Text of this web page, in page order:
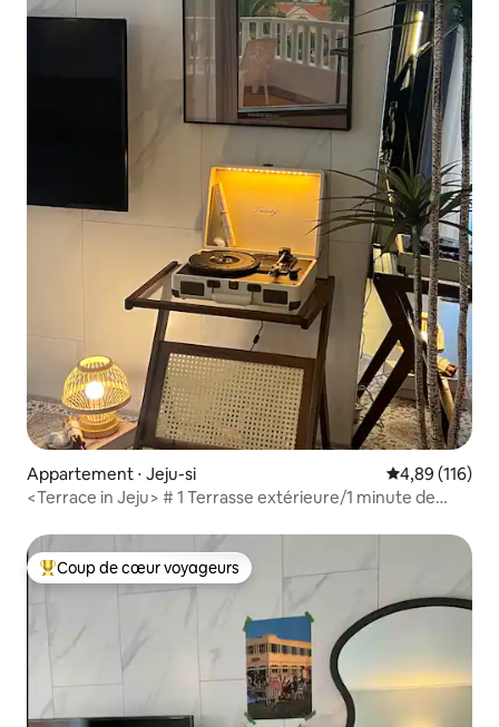
Appartement ⋅ Jeju-si Évaluation
4,89 (116)
<Terrace in Jeju> # 1 Terrasse extérieure/1 minute de
de l'aéroport de Jeju/10 minutes de Iho Tewoo
Coups de cœur voyageurs les plus appréciés
Coup de cœur voyageurs